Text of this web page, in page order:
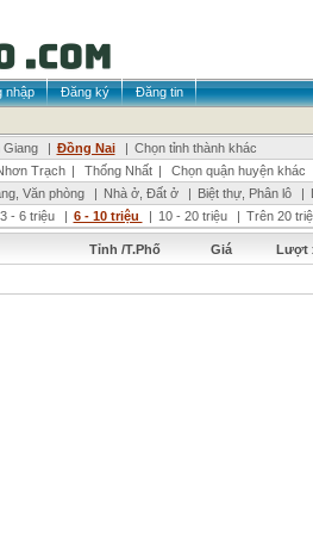
nhập Đăng ký
Đăng tin
Giang | Đồng Nai | Chọn tỉnh thành khác
Trạch | Thống Nhất |
Chọn quận huyện khác
Văn phòng | Nhà ở, Đất ở | Biệt thự, Phân lô |
3 - 6 triệu | 6 - 10 triệu | 10 - 20 triệu | Trên 20
Tỉnh /T.Phố Giá Lượt